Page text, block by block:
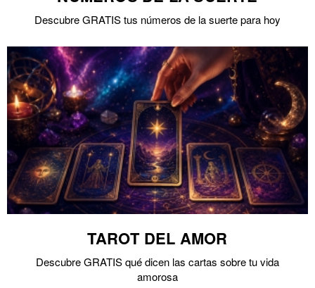
Descubre GRATIS tus números de la suerte para hoy
TAROT DEL AMOR
Descubre GRATIS qué dicen las cartas sobre tu vida
amorosa